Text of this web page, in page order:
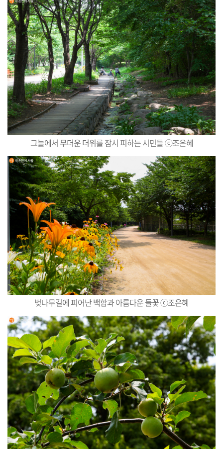
그늘에서 무더운 더위를 잠시 피하는 시민들 ⓒ조은혜
벚나무길에 피어난 백합과 아름다운 들꽃 ⓒ조은혜